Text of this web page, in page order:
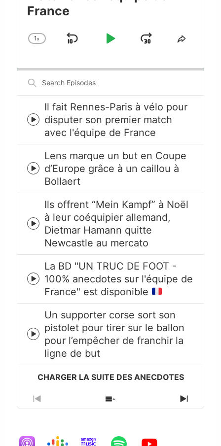
France
Change
1x
Skip
Play
JumpShare
Search
Episodes
Episode
play
icon
Il fait Rennes-Paris à vélo pour
disputer son premier match
avec l'équipe de France
Episode
play
icon
Lens marque un but en Coupe
d’Europe grâce à un caillou à
Bollaert
Episode
play
icon
Ils offrent “Mein Kampf” à Noël
à leur coéquipier allemand,
Dietmar Hamann quitte
Newcastle au mercato
Episode
play
icon
La BD "UN TRUC DE FOOT -
100% anecdotes sur l'équipe de
France" est disponible
Episode
play
icon
Un supporter corse sort son
pistolet pour tirer sur le ballon
pour l’empêcher de franchir la
ligne de but
Previous
Episode
Show
Episodes
Next
Episode